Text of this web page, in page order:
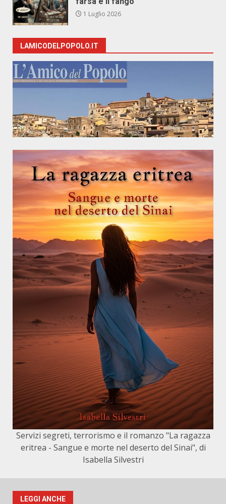
1 Luglio 2026
LAMICODELPOPOLO.IT
Servizi segreti, terrorismo e il romanzo "La ragazza
eritrea - Sangue e morte nel deserto del Sinai", di
Isabella Silvestri
LEGGI ANCHE